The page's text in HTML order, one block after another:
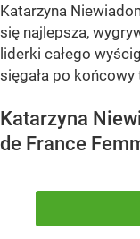
Katarzyna
się najlepsza,
liderki całego
sięgała po
Katarzyna
de France